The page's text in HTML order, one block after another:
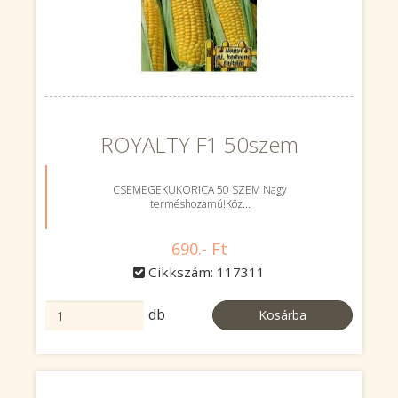
ROYALTY F1 50szem
CSEMEGEKUKORICA 50 SZEM Nagy
terméshozamú!Köz...
690.- Ft
Cikkszám: 117311
db Kosárba